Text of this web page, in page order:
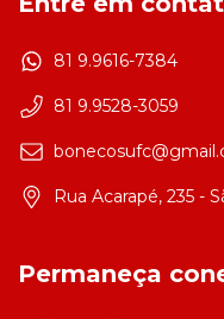
81 9.9616-7384
81 9.9528-3059
Rua Acarapé, 235 -
Permaneça